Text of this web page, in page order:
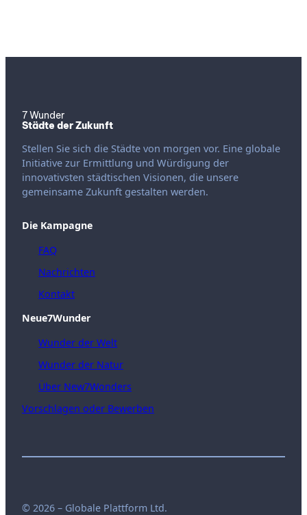
7 Wunder
Städte der Zukunft
Stellen Sie sich die Städte von morgen vor. Eine globale
Initiative zur Ermittlung und Würdigung der
innovativsten städtischen Visionen, die unsere
gemeinsame Zukunft gestalten werden.
Die Kampagne
FAQ
Nachrichten
Kontakt
Neue7Wunder
Wunder der Welt
Wunder der Natur
Über New7Wonders
Vorschlagen oder Bewerben
© 2026 – Globale Plattform Ltd.